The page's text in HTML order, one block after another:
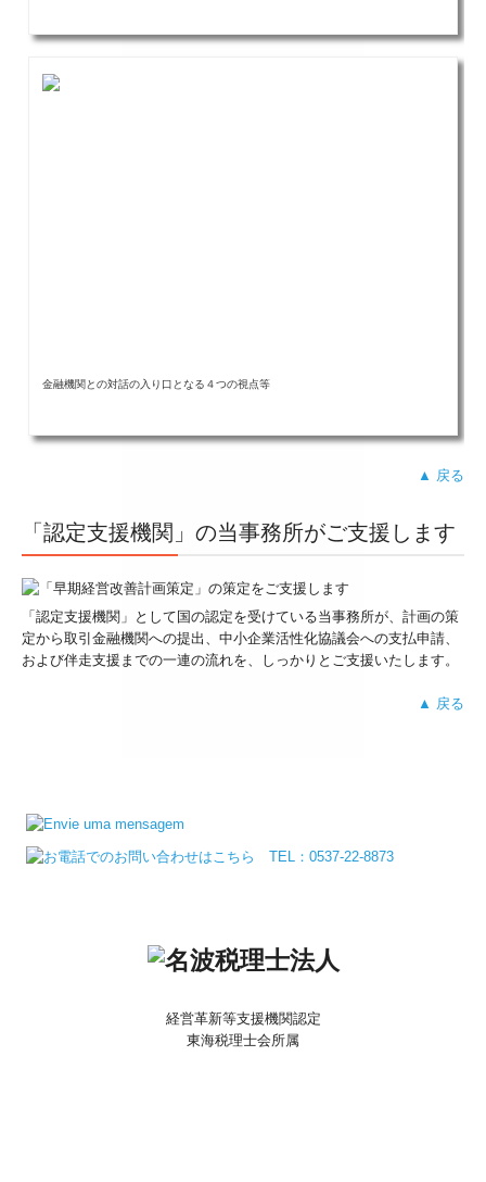
金融機関との対話の入り口となる４つの視点等
▲ 戻る
「認定支援機関」の当事務所がご支援します
「認定支援機関」として国の認定を受けている当事務所が、計画の策
定から取引金融機関への提出、中小企業活性化協議会への支払申請、
および伴走支援までの一連の流れを、しっかりとご支援いたします。
▲ 戻る
経営革新等支援機関認定
東海税理士会所属